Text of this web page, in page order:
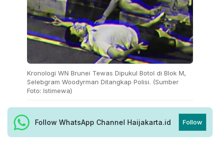
Kronologi WN Brunei Tewas Dipukul Botol di Blok M,
Selebgram Woodyrman Ditangkap Polisi. (Sumber
Foto: Istimewa)
Follow WhatsApp Channel Haijakarta.id Follow